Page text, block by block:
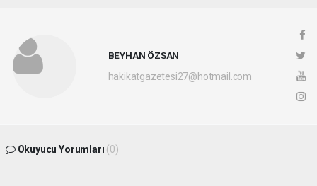
BEYHAN ÖZSAN
hakikatgazetesi27@hotmail.com
Okuyucu Yorumları (0)